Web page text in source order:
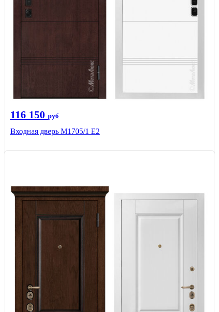
116 150 руб
Входная дверь М1705/1 Е2